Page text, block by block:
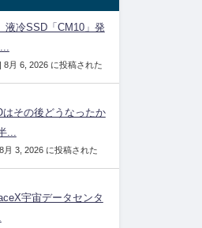
液冷SSD「CM10」発
| 8月 6, 2026 に投稿された
その後どうなったか
...
8月 3, 2026 に投稿された
宇宙データセンタ